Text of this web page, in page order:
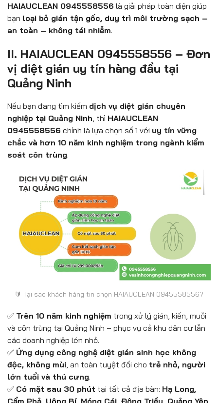
HAIAUCLEAN 0945558556 là giải pháp toàn diện giúp
bạn loại bỏ gián tận gốc, duy trì môi trường sạch –
an toàn – không tái nhiễm.
II. HAIAUCLEAN 0945558556 – Đơn
vị diệt gián uy tín hàng đầu tại
Quảng Ninh
Nếu bạn đang tìm kiếm dịch vụ diệt gián chuyên
nghiệp tại Quảng Ninh , thì HAIAUCLEAN
0945558556 chính là lựa chọn số 1 với uy tín vững
chắc và hơn 10 năm kinh nghiệm trong ngành kiểm
soát côn trùng.
🔰 Tại sao khách hàng tin chọn HAIAUCLEAN 0945558556?
✅ Trên 10 năm kinh nghiệm trong xử lý gián, kiến, muỗi
và côn trùng tại Quảng Ninh – phục vụ cả khu dân cư lẫn
các doanh nghiệp lớn nhỏ.
✅ Ứng dụng công nghệ diệt gián sinh học không
độc, không mùi, an toàn tuyệt đối cho trẻ nhỏ, người
lớn tuổi và thú cưng.
✅ Có mặt sau 30 phút tại tất cả địa bàn: Hạ Long,